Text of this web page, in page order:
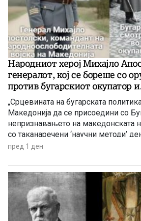
Народниот херој Михајло
генералот, кој се бореше со
против бугарскиот окупатор и
великобугарскиот шовинизам
„Срцевината на бугарската
Македонија да се присоедини со
непризнавањето на македонската
со таканаречени ‘научни методи’
разработуваат бугарските
односно дека Македонците се
Тоа не е историја! Како може
нацијата со политикантски
чувство не може да се промени.“ –
Михајло Апостолски во интервју
пред 1 ден